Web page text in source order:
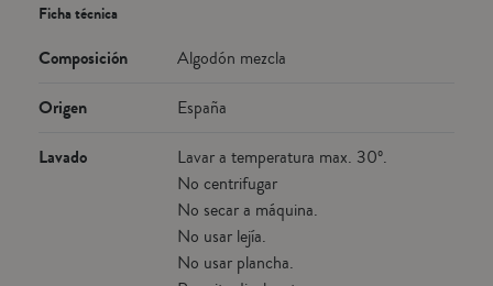
Ficha técnica
Composición Algodón mezcla
Origen España
Lavado
Lavar a temperatura max. 30º.
No centrifugar
No secar a máquina.
No usar lejía.
No usar plancha.